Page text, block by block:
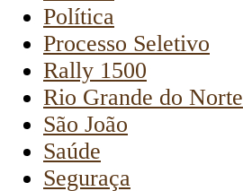
Política
Processo Seletivo
Rally 1500
Rio Grande do Norte
São João
Saúde
Seguraça